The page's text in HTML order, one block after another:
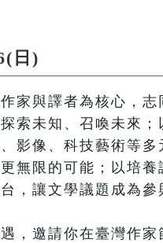
日)
家與譯者為核心，
索未知、召喚未來
影像、科技藝術等
無限的可能；以培
，讓文學議題成為參
，邀請你在臺灣作